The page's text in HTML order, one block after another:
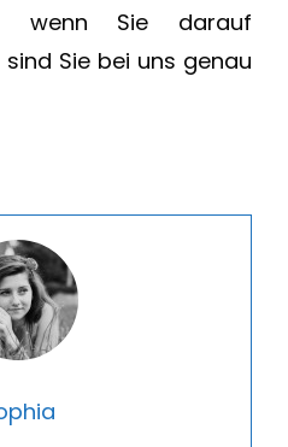
wenn Sie darauf
Sie bei uns genau